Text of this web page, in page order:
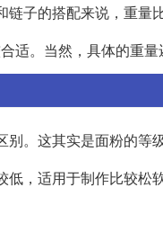
子的搭配来说，重量
。当然，具体的重量
。这其实是面粉的等
，适用于制作比较